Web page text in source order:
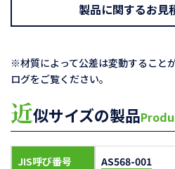
製品に関するお見
※材質によって公差は変動すること
ログをご覧ください。
近似サイズの製品
JIS呼び番号 AS568-001